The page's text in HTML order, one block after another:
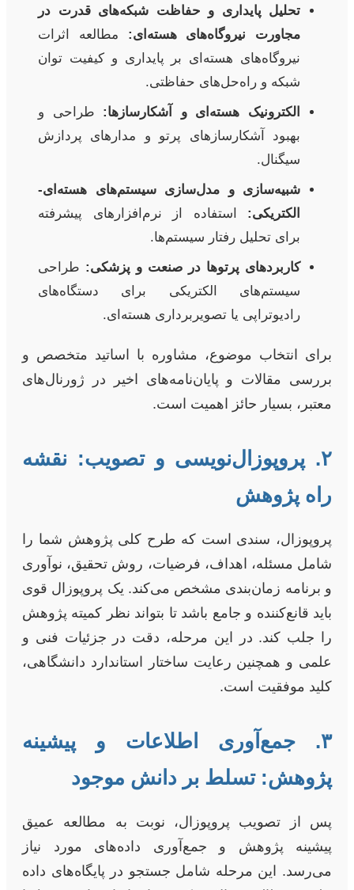
تحلیل پایداری و حفاظت شبکه‌های قدرت در
مجاورت نیروگاه‌های هسته‌ای: مطالعه اثرات
نیروگاه‌های هسته‌ای بر پایداری و کیفیت توان
شبکه و راه‌حل‌های حفاظتی.
الکترونیک هسته‌ای و آشکارسازها: طراحی و
بهبود آشکارسازهای پرتو و مدارهای پردازش
سیگنال.
شبیه‌سازی و مدل‌سازی سیستم‌های هسته‌ای-
الکتریکی: استفاده از نرم‌افزارهای پیشرفته
برای تحلیل رفتار سیستم‌ها.
کاربردهای پرتوها در صنعت و پزشکی: طراحی
سیستم‌های الکتریکی برای دستگاه‌های
رادیوتراپی یا تصویربرداری هسته‌ای.
برای انتخاب موضوع، مشاوره با اساتید متخصص و
بررسی مقالات و پایان‌نامه‌های اخیر در ژورنال‌های
معتبر، بسیار حائز اهمیت است.
۲. پروپوزال‌نویسی و تصویب: نقشه
راه پژوهش
پروپوزال، سندی است که طرح کلی پژوهش شما را
شامل مسئله، اهداف، فرضیات، روش تحقیق، نوآوری
و برنامه زمان‌بندی مشخص می‌کند. یک پروپوزال قوی
باید قانع‌کننده و جامع باشد تا بتواند نظر کمیته پژوهش
را جلب کند. در این مرحله، دقت در جزئیات فنی و
علمی و همچنین رعایت ساختار استاندارد دانشگاهی،
کلید موفقیت است.
۳. جمع‌آوری اطلاعات و پیشینه
پژوهش: تسلط بر دانش موجود
پس از تصویب پروپوزال، نوبت به مطالعه عمیق
پیشینه پژوهش و جمع‌آوری داده‌های مورد نیاز
می‌رسد. این مرحله شامل جستجو در پایگاه‌های داده